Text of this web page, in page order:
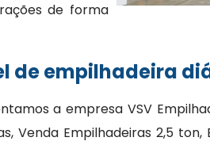
de forma
de empilhadeira
a empresa VSV
Venda Empilhadeiras 2,5